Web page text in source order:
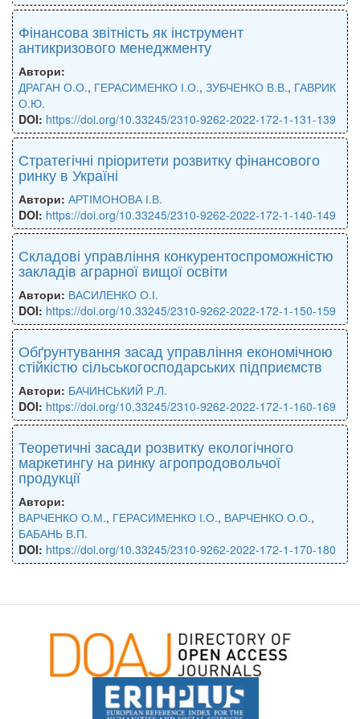
Фінансова звітність як інструмент
антикризового менеджменту
Автори:
ДРАГАН О.О., ГЕРАСИМЕНКО І.О., ЗУБЧЕНКО В.В., ГАВРИК
О.Ю.
DOI: https://doi.org/10.33245/2310-9262-2022-172-1-131-139
Стратегічні пріоритети розвитку фінансового
ринку в Україні
Автори: АРТІМОНОВА І.В.
DOI: https://doi.org/10.33245/2310-9262-2022-172-1-140-149
Складові управління конкурентоспроможністю
закладів аграрної вищої освіти
Автори: ВАСИЛЕНКО О.І.
DOI: https://doi.org/10.33245/2310-9262-2022-172-1-150-159
Обґрунтування засад управління економічною
стійкістю сільськогосподарських підприємств
Автори: БАЧИНСЬКИЙ Р.Л.
DOI: https://doi.org/10.33245/2310-9262-2022-172-1-160-169
Теоретичні засади розвитку екологічного
маркетингу на ринку агропродовольчої
продукції
Автори:
ВАРЧЕНКО О.М., ГЕРАСИМЕНКО І.О., ВАРЧЕНКО О.О.,
БАБАНЬ В.П.
DOI: https://doi.org/10.33245/2310-9262-2022-172-1-170-180